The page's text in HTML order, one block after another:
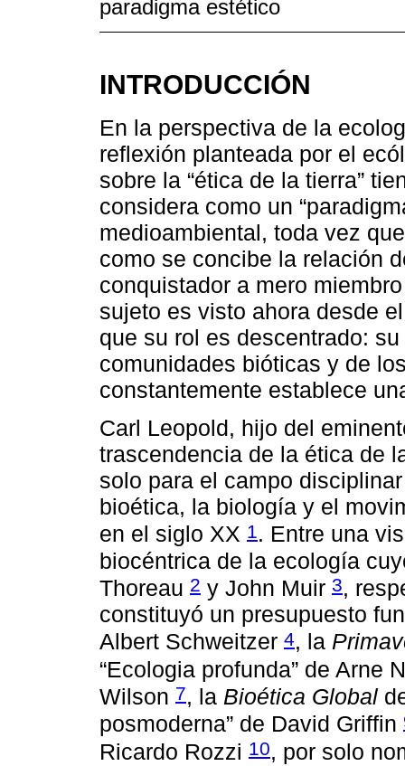
paradigma estético
INTRODUCCIÓN
En la perspectiva de la
reflexión planteada por el
sobre la “ética de la tierra”
considera como un
medioambiental, toda vez
como se concibe la relación
conquistador a mero
sujeto es visto ahora desde
que su rol es descentrado:
comunidades bióticas y de
constantemente establece
Carl Leopold, hijo del
trascendencia de la ética de
solo para el campo
bioética, la biología y el
en el siglo XX 1 . Entre una
biocéntrica de la ecología
Thoreau 2 y John Muir 3,
constituyó un presupuesto
Albert Schweitzer 4, la
“Ecologia profunda” de Arne
Wilson 7, la Bioética Global
posmoderna” de David Griffin
Ricardo Rozzi 10, por solo